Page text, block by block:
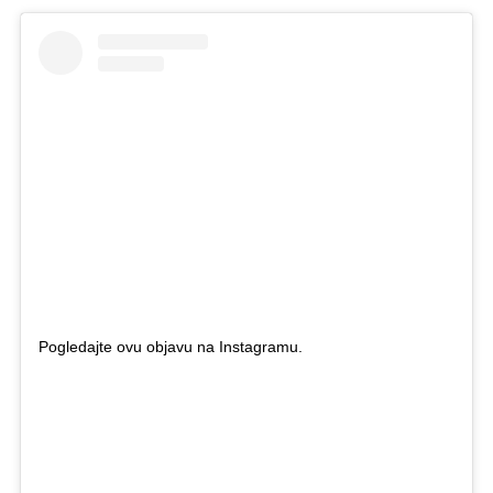
Pogledajte ovu objavu na Instagramu.